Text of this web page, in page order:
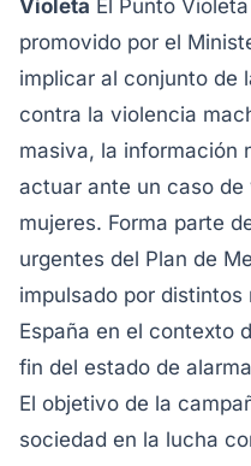
Violeta El Punto
promovido por el
implicar al conjunto de
contra la violencia
masiva, la información
actuar ante un caso
mujeres. Forma parte
urgentes del Plan de
impulsado por distintos
España en el contexto
fin del estado de
El objetivo de la
sociedad en la lucha